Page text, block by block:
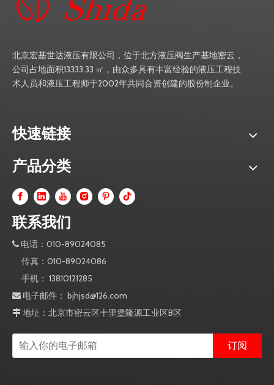
北京宏基世达液压有限公司，位于北方液压阀生产基地密云，
公司占地面积13333.33 ㎡，由众多具有丰富经验的液压工程技
术人员和液压工程师于2002年共同合资创建的股份制企业。
快速链接
产品分类
联系我们
 电话：010-89024085
传真：010-89024086
手机： 13810121285
 电子邮件： bjhjsd@126.com
 地址：北京市密云区十里堡隆源工业区B区
订阅